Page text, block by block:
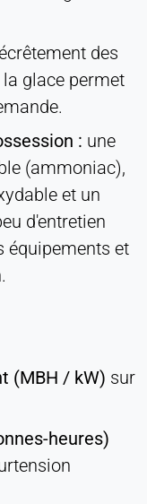
des
glace permet
: une
(ammoniac),
et un
d'entretien
équipements et
(MBH / kW) sur
heures)